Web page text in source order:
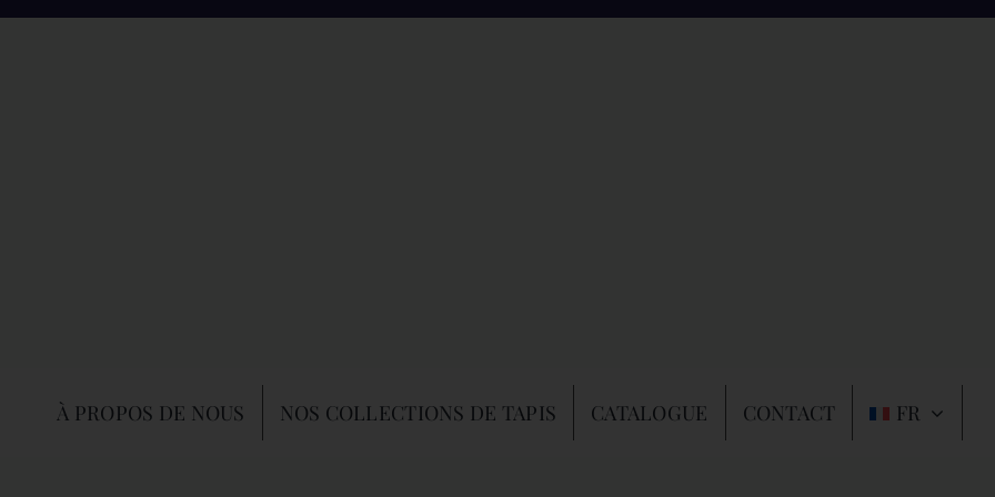
À PROPOS DE NOUS NOS COLLECTIONS DE TAPIS CATALOGUE CONTACT FR